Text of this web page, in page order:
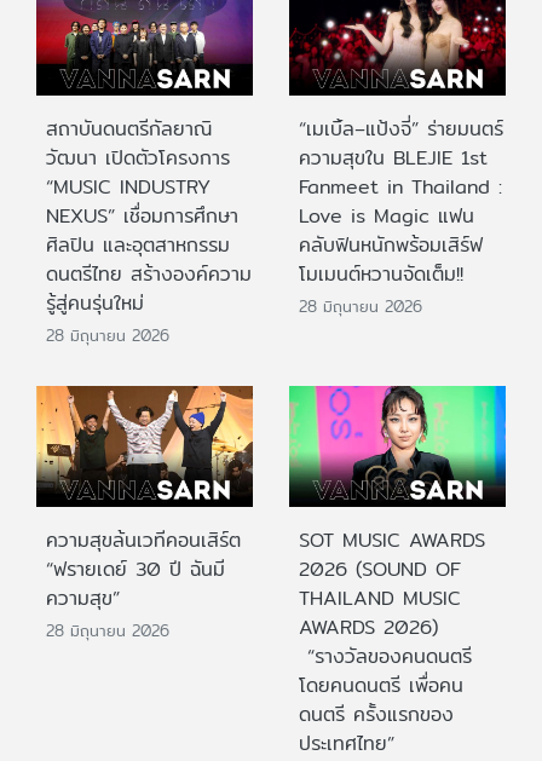
สถาบันดนตรีกัลยาณิ
วัฒนา เปิดตัวโครงการ
“MUSIC INDUSTRY
NEXUS” เชื่อมการศึกษา
ศิลปิน และอุตสาหกรรม
ดนตรีไทย สร้างองค์ความ
รู้สู่คนรุ่นใหม่
28 มิถุนายน 2026
“เมเบิ้ล–แป้งจี่” ร่ายมนตร์
ความสุขใน BLEJIE 1st
Fanmeet in Thailand :
Love is Magic แฟน
คลับฟินหนักพร้อมเสิร์ฟ
โมเมนต์หวานจัดเต็ม!!
28 มิถุนายน 2026
ความสุขล้นเวทีคอนเสิร์ต
“ฟรายเดย์ 30 ปี ฉันมี
ความสุข”
28 มิถุนายน 2026
SOT MUSIC AWARDS
2026 (SOUND OF
THAILAND MUSIC
AWARDS 2026)
“รางวัลของคนดนตรี
โดยคนดนตรี เพื่อคน
ดนตรี ครั้งแรกของ
ประเทศไทย”